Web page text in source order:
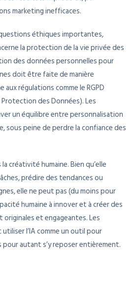
marketing inefficaces.
éthiques importantes,
la protection de la vie privée des
des données personnelles pour
doit être faite de manière
régulations comme le RGPD
Protection des Données). Les
un équilibre entre personnalisation
sous peine de perdre la confiance des
la créativité humaine. Bien qu’elle
prédire des tendances ou
elle ne peut pas (du moins pour
humaine à innover et à créer des
et engageantes. Les
l’IA comme un outil pour
pour autant s’y reposer entièrement.